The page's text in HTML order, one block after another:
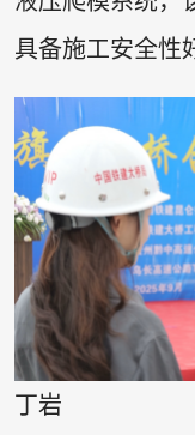
具备施工安全性
丁岩